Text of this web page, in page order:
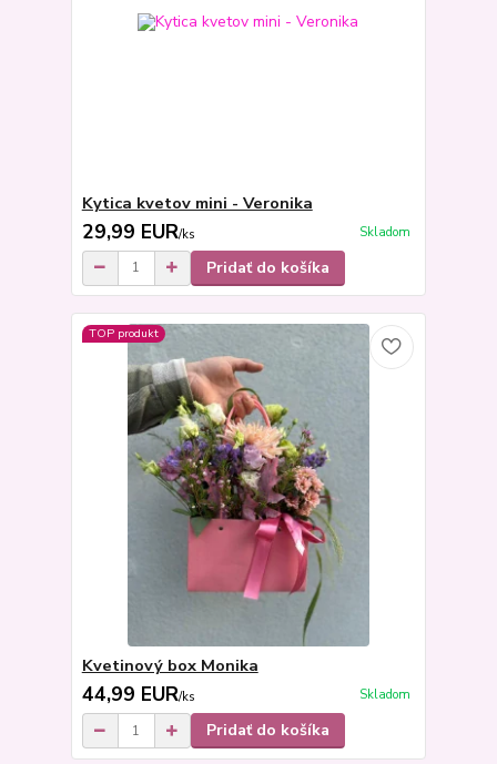
Kytica kvetov mini - Veronika
29,99 EUR/ks Skladom
Pridať do košíka
TOP produkt
Kvetinový box Monika
44,99 EUR/ks Skladom
Pridať do košíka